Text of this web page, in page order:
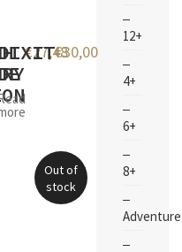
€27,48
€30,00
Out of
stock
12+
4+
6+
8+
Adventure